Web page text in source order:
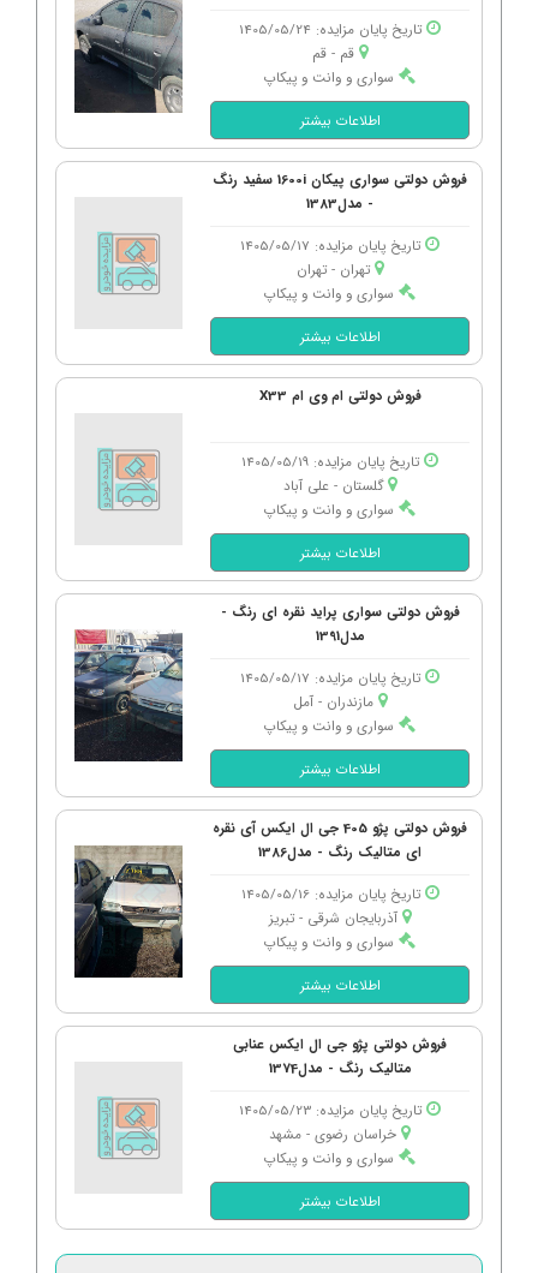
تاریخ پایان مزایده: 1405/05/24
قم - قم
سواری و وانت و پیکاپ
اطلاعات بیشتر
فروش دولتی سواری پیکان 1600i سفید رنگ
- مدل1383
تاریخ پایان مزایده: 1405/05/17
تهران - تهران
سواری و وانت و پیکاپ
اطلاعات بیشتر
فروش دولتی ام وی ام X33
تاریخ پایان مزایده: 1405/05/19
گلستان - علی آباد
سواری و وانت و پیکاپ
اطلاعات بیشتر
فروش دولتی سواری پراید نقره ای رنگ -
مدل1391
تاریخ پایان مزایده: 1405/05/17
مازندران - آمل
سواری و وانت و پیکاپ
اطلاعات بیشتر
فروش دولتی پژو 405 جی ال ایکس آی نقره
ای متالیک رنگ - مدل1386
تاریخ پایان مزایده: 1405/05/16
آذربایجان شرقی - تبریز
سواری و وانت و پیکاپ
اطلاعات بیشتر
فروش دولتی پژو جی ال ایکس عنابی
متالیک رنگ - مدل1374
تاریخ پایان مزایده: 1405/05/23
خراسان رضوی - مشهد
سواری و وانت و پیکاپ
اطلاعات بیشتر